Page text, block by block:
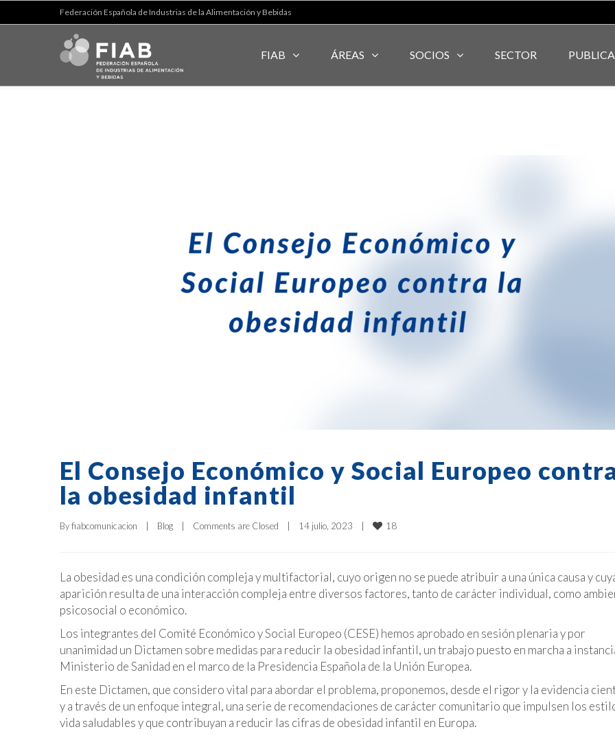
Federación Española de Industrias de la Alimentación y Bebidas
FIAB ÁREAS SOCIOS SECTOR
El Consejo Económico y Social Europeo
la obesidad infantil
By fiabcomunicacion Blog Comments are Closed 14 julio, 2023 18
La obesidad es una condición compleja y multifactorial, cuyo origen no se puede atribuir a una única causa y
aparición resulta de una interacción compleja entre diversos factores, tanto de carácter individual, como
psicosocial o económico.
Los integrantes del Comité Económico y Social Europeo (CESE) hemos aprobado en sesión plenaria y por
unanimidad un Dictamen sobre medidas para reducir la obesidad infantil, un trabajo puesto en marcha a
Ministerio de Sanidad en el marco de la Presidencia Española de la Unión Europea.
En este Dictamen, que considero vital para abordar el problema, proponemos, desde el rigor y la evidencia
y a través de un enfoque integral, una serie de recomendaciones de carácter comunitario que impulsen los
vida saludables y que contribuyan a reducir las cifras de obesidad infantil en Europa.